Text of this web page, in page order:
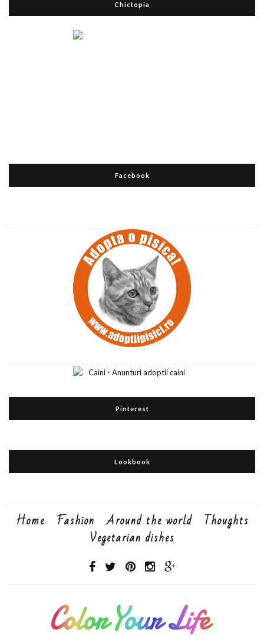
Chictopia
Facebook
Pinterest
Lookbook
Home Fashion Around the world Thoughts
Vegetarian dishes